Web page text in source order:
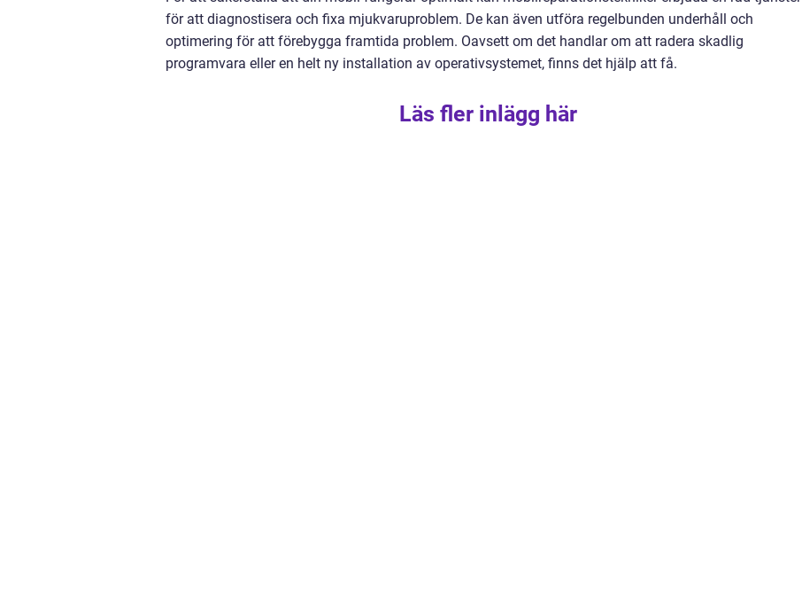
för att diagnostisera och fixa mjukvaruproblem. De kan även utföra regelbunden underhåll och
optimering för att förebygga framtida problem. Oavsett om det handlar om att radera skadlig
programvara eller en helt ny installation av operativsystemet, finns det hjälp att få.
Läs fler inlägg här